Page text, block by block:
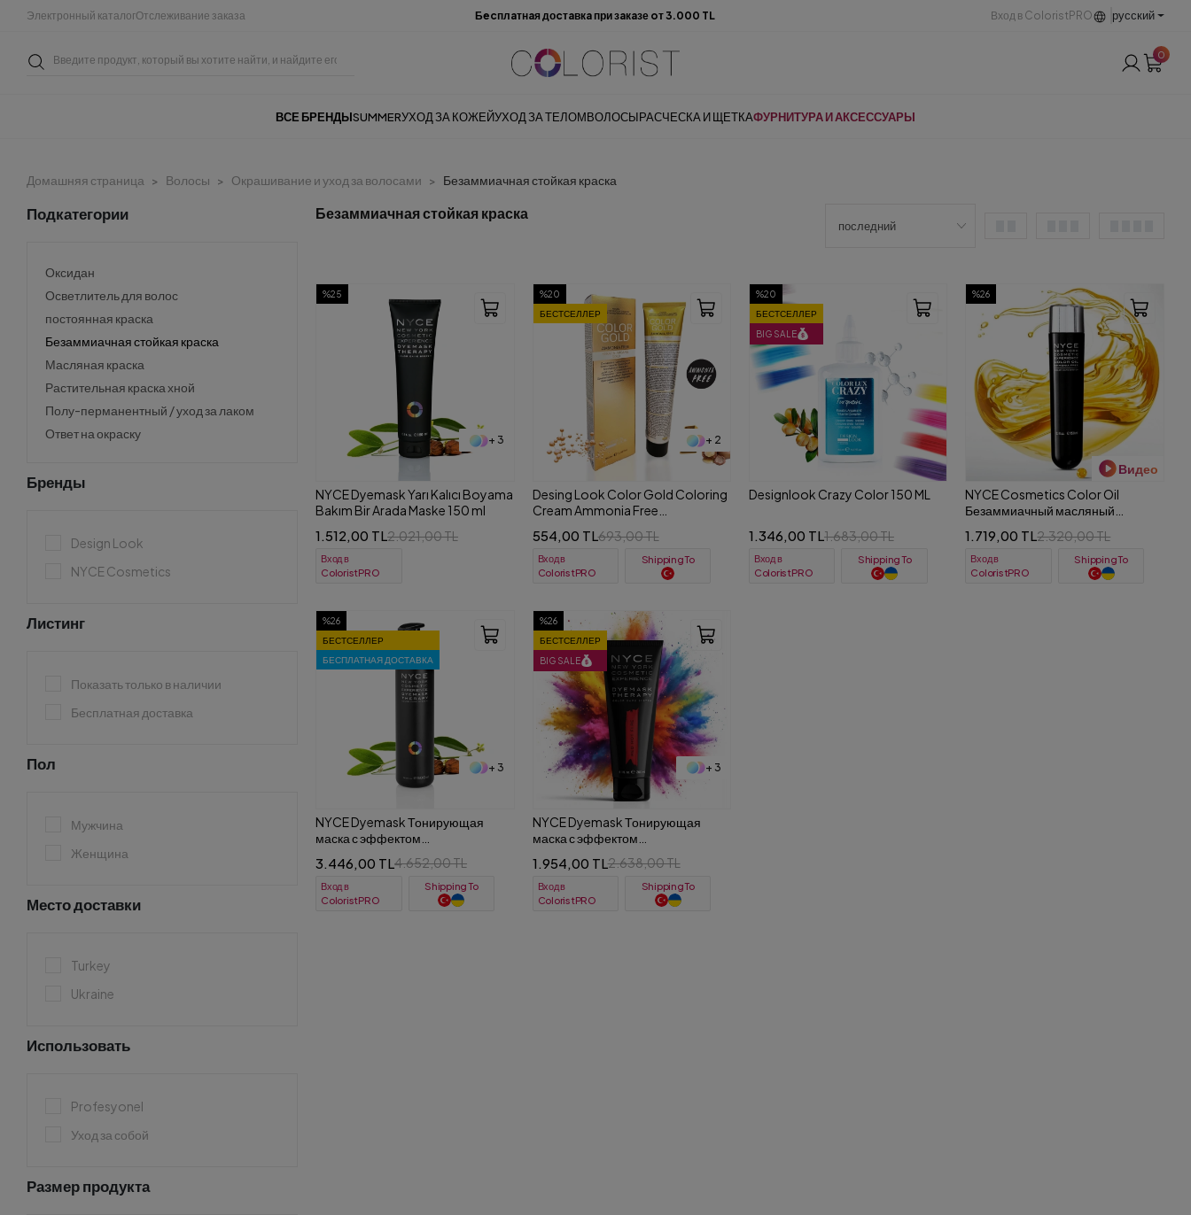
Электронный каталогОтслеживание заказа Бecплaтнaя доcтaвкa при зaкaзе oт 3.000 TL Вход в ColoristPRO русский
0
ВСЕ БРЕНДЫSUMMERУХОД ЗА КОЖЕЙУХОД ЗА ТЕЛОМВОЛОСЫРАСЧЕСКА И ЩЕТКАФУРНИТУРА И АКСЕССУАРЫ
Домашняя страница Волосы Окрашивание и уход за волосами Безаммиачная стойкая краска
Подкатегории
Оксидан
Осветлитель для волос
постоянная краска
Безаммиачная стойкая краска
Масляная краска
Растительная краска хной
Полу-перманентный / уход за лаком
Ответ на окраску
Бренды
Design Look
NYCE Cosmetics
Листинг
Показать только в наличии
Бесплатная доставка
Пол
Мужчина
Женщина
Место доставки
Turkey
Ukraine
Использовать
Profesyonel
Уход за собой
Размер продукта
Безаммиачная стойкая краска
%25
+ 3
NYCE Dyemask Yarı Kalıcı Boyama
Bakım Bir Arada Maske 150 ml
1.512,00 TL2.021,00 TL
Вход в
ColoristPRO
%20
БЕСТСЕЛЛЕР
+ 2
Desing Look Color Gold Coloring
Cream Ammonia Free
без аммиака 100 ml
554,00 TL693,00 TL
Вход в
ColoristPRO
Shipping To
%20
БЕСТСЕЛЛЕР
BIG SALE
Designlook Crazy Color 150 ML
1.346,00 TL1.683,00 TL
Вход в
ColoristPRO
Shipping To
%26
Видео
NYCE Cosmetics Color Oil
Безаммиачный масляный
волос 150 ml
1.719,00 TL2.320,00 TL
Вход в
ColoristPRO
Shipping To
%26
БЕСТСЕЛЛЕР
БЕСПЛАТНАЯ ДОСТАВКА
+ 3
NYCE Dyemask Тонирующая
маска с эффектом
3.446,00 TL4.652,00 TL
Вход в
ColoristPRO
Shipping To
%26
БЕСТСЕЛЛЕР
BIG SALE
+ 3
NYCE Dyemask Тонирующая
маска с эффектом
1.954,00 TL2.638,00 TL
Вход в
ColoristPRO
Shipping To